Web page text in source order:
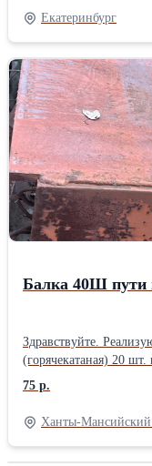
Екатеринбург
Балка 40Ш пути
Здравствуйте.
(горячекатаная) 20
390/300/15/11.5мм.
мм. Не
Цена 75000р\тн. с
доставку попутным
75 р.
Ханты-